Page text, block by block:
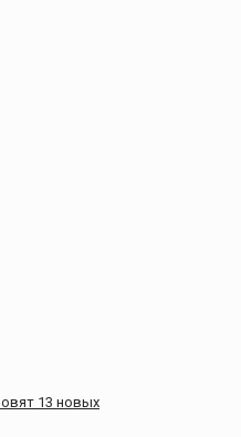
13 новых